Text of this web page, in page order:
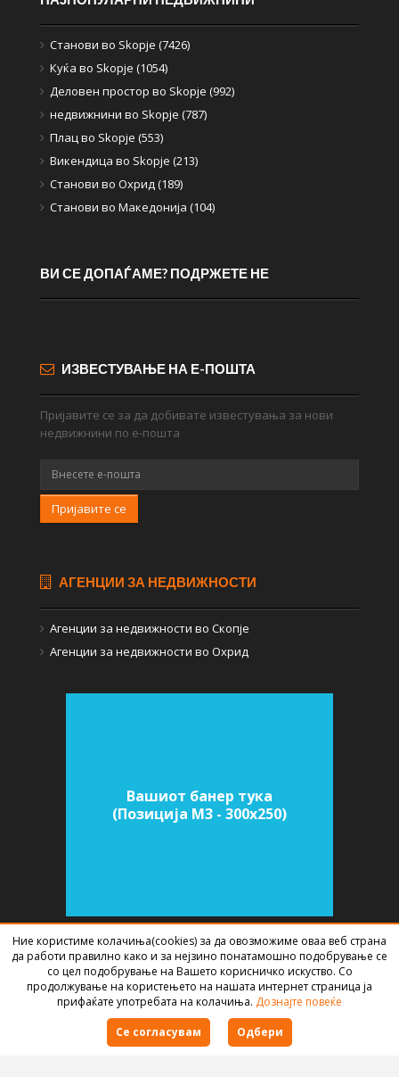
Станови во Skopje (7426)
Куќа во Skopje (1054)
Деловен простор во Skopje (992)
недвижнини во Skopje (787)
Плац во Skopje (553)
Викендица во Skopje (213)
Станови во Охрид (189)
Станови во Македонија (104)
ВИ СЕ ДОПАЃАМЕ? ПОДРЖЕТЕ НЕ
ИЗВЕСТУВАЊЕ НА Е-ПОШТА
Пријавите се за да добивате известувања за нови
недвижнини по е-пошта
Пријавите се
АГЕНЦИИ ЗА НЕДВИЖНОСТИ
Агенции за недвижности во Скопје
Агенции за недвижности во Охрид
Вашиот банер тука
(Позиција M3 - 300х250)
СОФТВЕР ЗА АГЕНЦИИ ЗА НЕДВИЖНИНИИЗРАБОТЕН ОДBEST NET
STUDIO2026
Правила за користење
Ние користиме колачиња(cookies) за да овозможиме оваа веб страна
да работи правилно како и за нејзино понатамошно подобрување се
со цел подобрување на Вашето корисничко искуство. Со
продолжување на користењето на нашата интернет страница ја
прифаќате употребата на колачиња. Дознајте повеќе
Се согласувам
Одбери